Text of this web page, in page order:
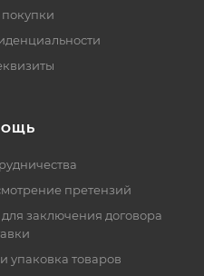
претензий
заключения договора
упаковка товаров